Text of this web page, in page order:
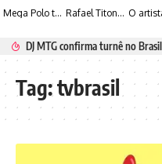
Mega Polo transforma lançamento de coleção em plataforma nacional de negócios e projeta crescimento de mais de 15% Rafael Titonelly leva magia e acolhimento a crianças em tratamento oncológico em Juiz de Fora
Tag:tvbrasil